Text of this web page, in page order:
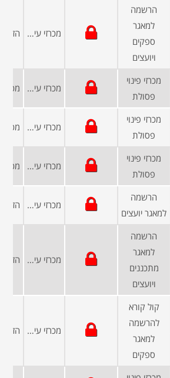
הרשמה
למאגר
ספקים
ויועצים
מכרזי עיריות ומועצות
מכרזי פינוי
פסולת
מכרזי עיריות ומועצות
מכרזי פינוי
פסולת
מכרזי עיריות ומועצות
מכרזי פינוי
פסולת
מכרזי עיריות ומועצות
הרשמה
למאגר יועצים
מכרזי עיריות ומועצות
הרשמה
למאגר
מתכננים
ויועצים
מכרזי עיריות ומועצות
קול קורא
להרשמה
למאגר
ספקים
מכרזי עיריות ומועצות